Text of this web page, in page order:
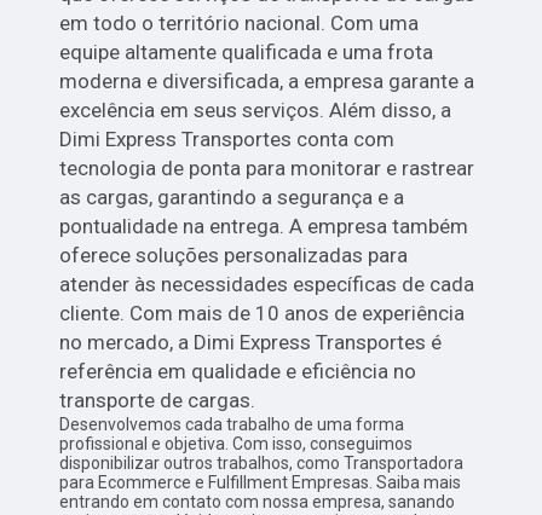
em todo o território nacional. Com uma
equipe altamente qualificada e uma frota
moderna e diversificada, a empresa garante a
excelência em seus serviços. Além disso, a
Dimi Express Transportes conta com
tecnologia de ponta para monitorar e rastrear
as cargas, garantindo a segurança e a
pontualidade na entrega. A empresa também
oferece soluções personalizadas para
atender às necessidades específicas de cada
cliente. Com mais de 10 anos de experiência
no mercado, a Dimi Express Transportes é
referência em qualidade e eficiência no
transporte de cargas.
Desenvolvemos cada trabalho de uma forma
profissional e objetiva. Com isso, conseguimos
disponibilizar outros trabalhos, como Transportadora
para Ecommerce e Fulfillment Empresas. Saiba mais
entrando em contato com nossa empresa, sanando